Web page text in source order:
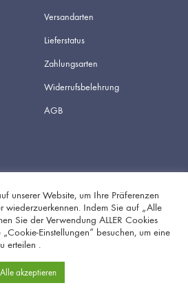
Versandarten
Lieferstatus
Zahlungsarten
Widerrufsbelehrung
AGB
FacebookInstagram
unserer Website, um Ihre Präferenzen
wiederzuerkennen. Indem Sie auf „Alle
Sie der Verwendung ALLER Cookies
Einstellungen“ besuchen, um eine
erteilen .
Alle akzeptieren